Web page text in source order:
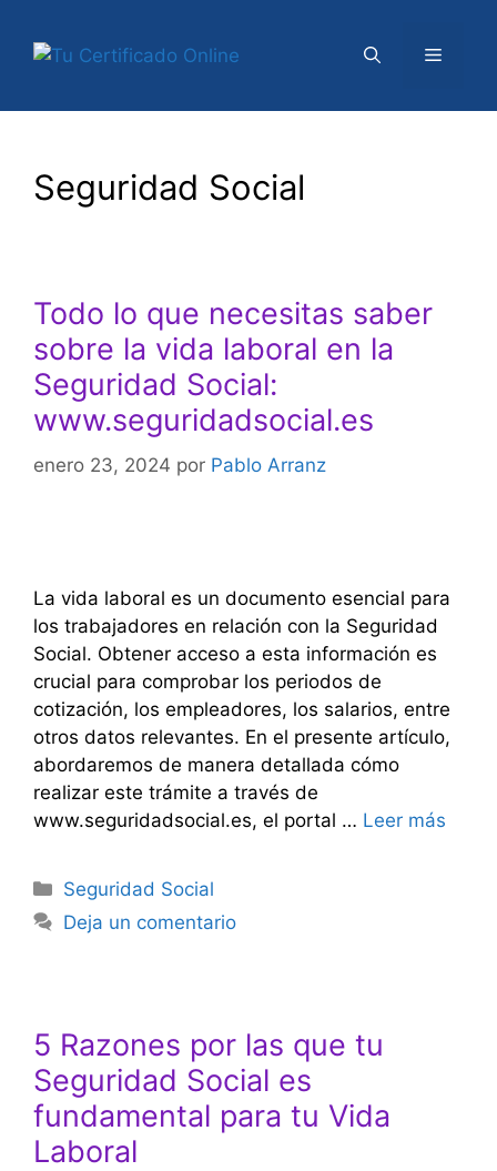
contenido
Menú
Seguridad Social
Todo lo que necesitas saber
sobre la vida laboral en la
Seguridad Social:
www.seguridadsocial.es
enero 23, 2024 por Pablo Arranz
La vida laboral es un documento esencial para
los trabajadores en relación con la Seguridad
Social. Obtener acceso a esta información es
crucial para comprobar los periodos de
cotización, los empleadores, los salarios, entre
otros datos relevantes. En el presente artículo,
abordaremos de manera detallada cómo
realizar este trámite a través de
www.seguridadsocial.es, el portal … Leer más
Categorías
Seguridad Social
Deja un comentario
5 Razones por las que tu
Seguridad Social es
fundamental para tu Vida
Laboral